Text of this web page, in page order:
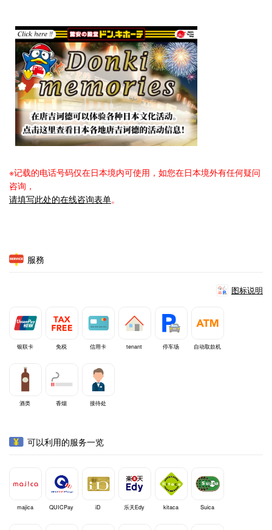
※记载的电话号码仅在日本境内可使用，如您在日本境外有任何疑问
咨询，
请填写此处的在线咨询表单。
服務
图标说明
银联卡 免税 信用卡 tenant 停车场 自动取款机
酒类 香烟 接待处
可以利用的服务一览
majica QUICPay iD 乐天Edy kitaca Suica